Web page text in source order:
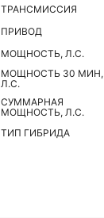
ТРАНСМИССИЯ
ПРИВОД
МОЩНОСТЬ, Л.С.
МОЩНОСТЬ 30 МИН,
Л.С.
СУММАРНАЯ
МОЩНОСТЬ, Л.С.
ТИП ГИБРИДА